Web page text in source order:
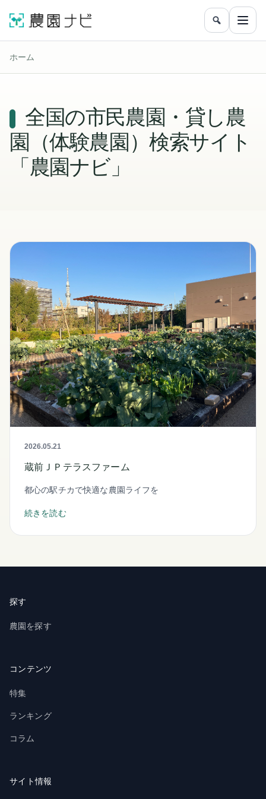
農園をフ
メニ
ホーム
全国の市民農園・貸し農
園（体験農園）検索サイト
「農園ナビ」
2026.05.21
蔵前ＪＰテラスファーム
都心の駅チカで快適な農園ライフを
続きを読む
探す
農園を探す
コンテンツ
特集
ランキング
コラム
サイト情報